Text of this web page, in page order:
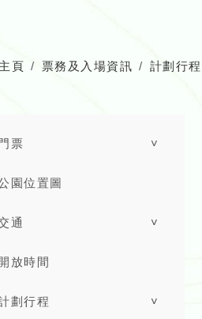
主頁 票務及入場資訊 計劃行程
票 ˅
園位置圖
通 ˅
放時間
劃行程 ˅